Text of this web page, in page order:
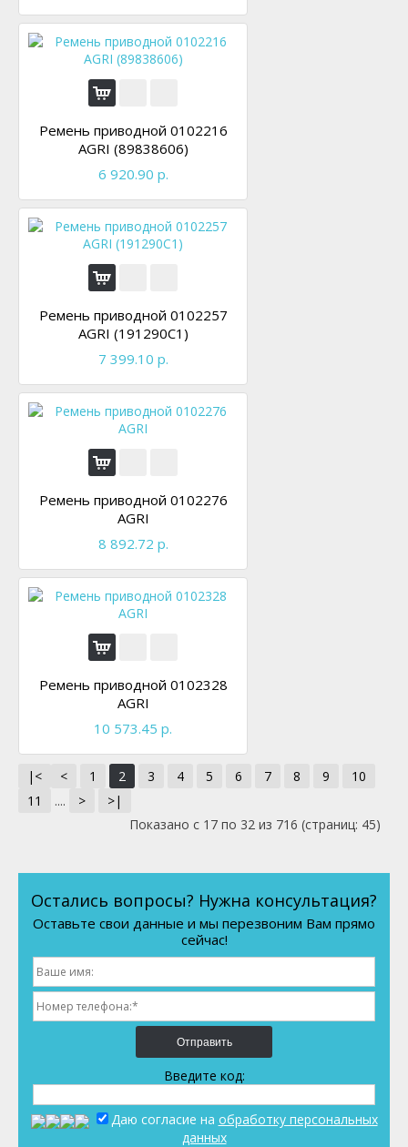
Ремень приводной 0102216
AGRI (89838606)
6 920.90 р.
Ремень приводной 0102257
AGRI (191290C1)
7 399.10 р.
Ремень приводной 0102276
AGRI
8 892.72 р.
Ремень приводной 0102328
AGRI
10 573.45 р.
|< < 1 2 3 4 5 6 7 8 9
10
11
.... >
>|
Показано с 17 по 32 из 716 (страниц: 45)
Остались вопросы? Нужна консультация?
Оставьте свои данные и мы перезвоним Вам прямо
сейчас!
Отправить
Введите код:
Даю согласие на обработку персональных
данных